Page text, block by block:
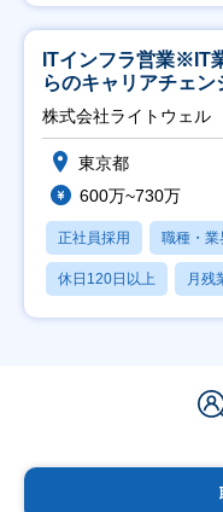
ITインフラ営業※IT
らのキャリアチェ
能】
株式会社ライトウェル
東京都
600万~730万
正社員採用 職種・業
休日120日以上 月残